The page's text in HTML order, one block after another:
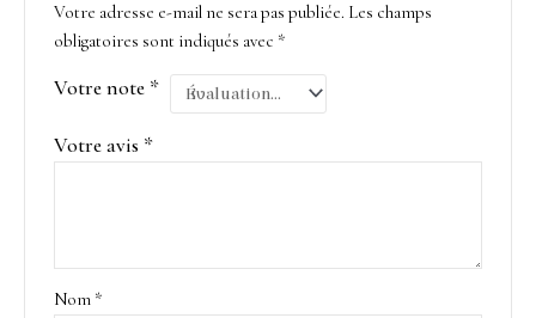
Votre adresse e-mail ne sera pas publiée. Les champs
obligatoires sont indiqués avec *
Votre note *
Votre avis *
Nom *